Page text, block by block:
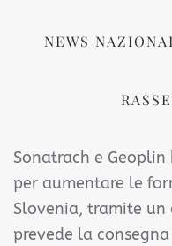
NEWS
Sonatrach e
per aumentare le
Slovenia, tramite un
prevede la